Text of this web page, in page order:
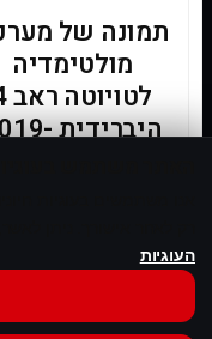
תמונה של
מולטימדיה
היברידית
העוגיות